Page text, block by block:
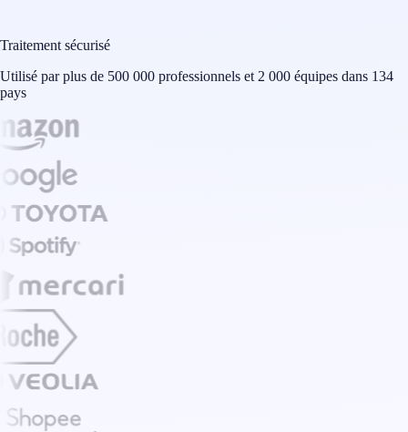
Traitement sécurisé
Utilisé par plus de 500 000 professionnels et 2 000 équipes dans 134
pays